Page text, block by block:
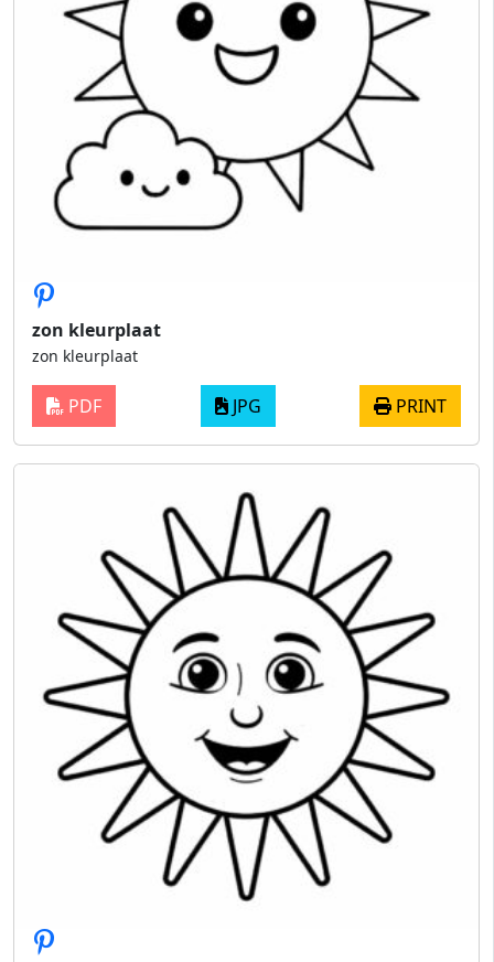
zon kleurplaat
zon kleurplaat
PDF JPG PRINT